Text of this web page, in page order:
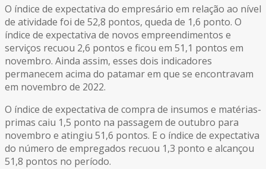
O índice de expectativa do empresário em relação ao nível
de atividade foi de 52,8 pontos, queda de 1,6 ponto. O
índice de expectativa de novos empreendimentos e
serviços recuou 2,6 pontos e ficou em 51,1 pontos em
novembro. Ainda assim, esses dois indicadores
permanecem acima do patamar em que se encontravam
em novembro de 2022.
O índice de expectativa de compra de insumos e matérias-
primas caiu 1,5 ponto na passagem de outubro para
novembro e atingiu 51,6 pontos. E o índice de expectativa
do número de empregados recuou 1,3 ponto e alcançou
51,8 pontos no período.